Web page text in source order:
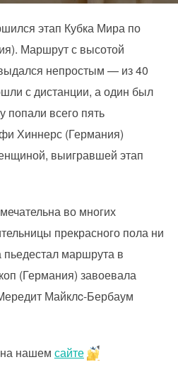
этап Кубка Мира по
Маршрут с высотой
непростым — из 40
с дистанции, а один был
попали всего пять
Хиннерс (Германия)
выигравшей этап
во многих
прекрасного пола ни
маршрута в
(Германия) завоевала
Майклc-Бербаум
нашем сайте